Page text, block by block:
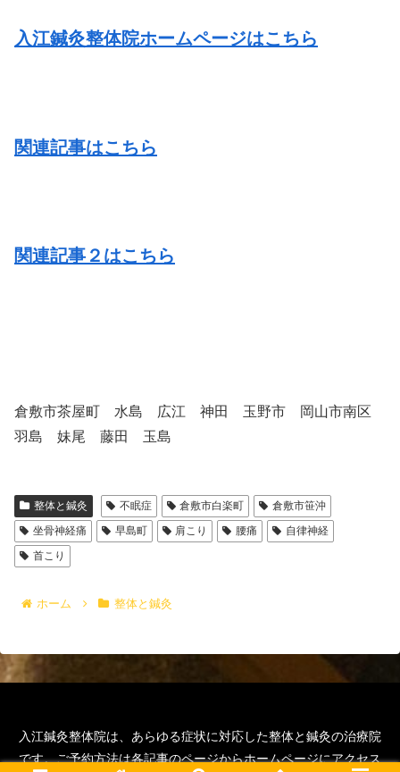
入江鍼灸整体院ホームページはこちら
関連記事はこちら
関連記事２はこちら
倉敷市茶屋町 水島 広江 神田 玉野市 岡山市南区
羽島 妹尾 藤田 玉島
整体と鍼灸 不眠症 倉敷市白楽町
倉敷市笹沖
坐骨神経痛
早島町 肩こり 腰痛
自律神経
首こり
ホーム 整体と鍼灸
入江鍼灸整体院は、あらゆる症状に対応した整体と鍼灸の治療院
です。ご予約方法は各記事のページからホームページにアクセス